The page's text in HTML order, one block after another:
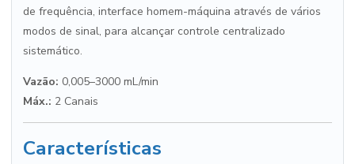
de frequência, interface homem-máquina através de vários
modos de sinal, para alcançar controle centralizado
sistemático.
Vazão: 0,005–3000 mL/min
Máx.: 2 Canais
Características